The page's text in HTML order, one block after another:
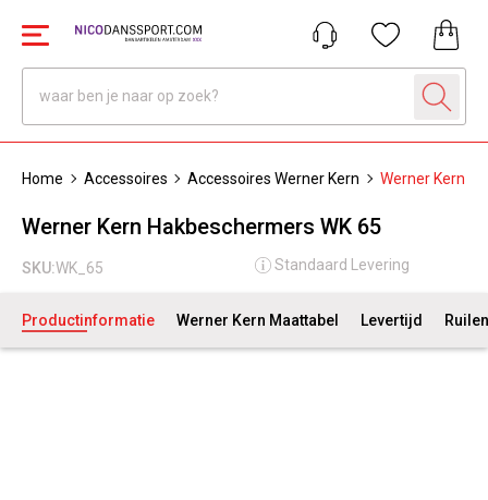
Home Accessoires Accessoires Werner Kern Werner Kern
Werner Kern Hakbeschermers WK 65
SKU:WK_65 Standaard Levering
Productinformatie Werner Kern Maattabel Levertijd